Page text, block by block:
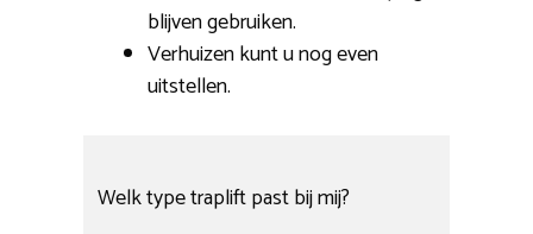
blijven gebruiken.
Verhuizen kunt u nog even
uitstellen.
Welk type traplift past bij mij?